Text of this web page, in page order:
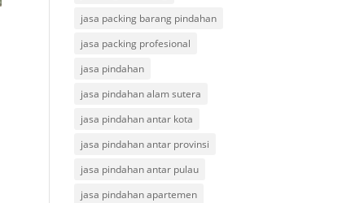
jasa packing barang pindahan
jasa packing profesional
jasa pindahan
jasa pindahan alam sutera
jasa pindahan antar kota
jasa pindahan antar provinsi
jasa pindahan antar pulau
jasa pindahan apartemen